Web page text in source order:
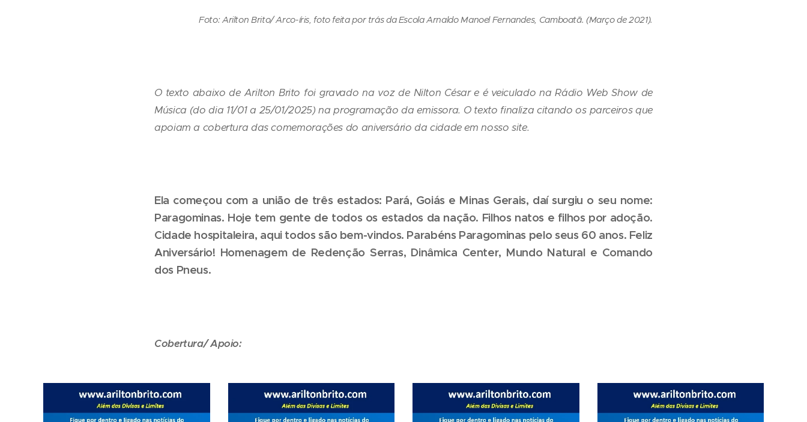
Foto: Arilton Brito/ Arco-íris, foto feita por trás da Escola Arnaldo Manoel Fernandes, Camboatã. (Março de 2021).
O texto abaixo de Arilton Brito foi gravado na voz de Nilton César e é veiculado na Rádio Web Show de
Música (do dia 11/01 a 25/01/2025) na programação da emissora. O texto finaliza citando os parceiros que
apoiam a cobertura das comemorações do aniversário da cidade em nosso site.
Ela começou com a união de três estados: Pará, Goiás e Minas Gerais, daí surgiu o seu nome:
Paragominas. Hoje tem gente de todos os estados da nação. Filhos natos e filhos por adoção.
Cidade hospitaleira, aqui todos são bem-vindos. Parabéns Paragominas pelo seus 60 anos. Feliz
Aniversário! Homenagem de Redenção Serras, Dinâmica Center, Mundo Natural e Comando
dos Pneus.
Cobertura/ Apoio: